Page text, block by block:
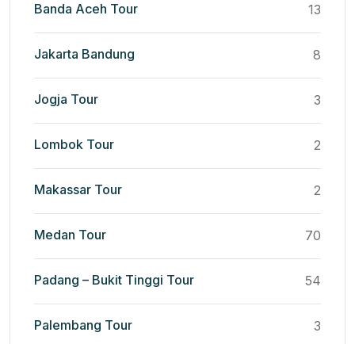
Banda Aceh Tour 13
Jakarta Bandung 8
Jogja Tour 3
Lombok Tour 2
Makassar Tour 2
Medan Tour 70
Padang – Bukit Tinggi Tour 54
Palembang Tour 3